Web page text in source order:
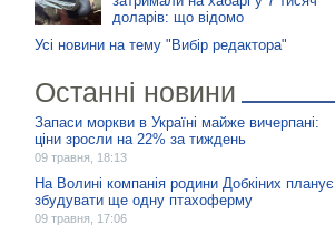
доларів: що відомо
Усі новини на тему "Вибір редактора"
Останні новини
Запаси моркви в Україні майже вичерпані:
ціни зросли на 22% за тиждень
09 травня, 18:13
На Волині компанія родини Добкіних планує
збудувати ще одну птахоферму
09 травня, 17:06